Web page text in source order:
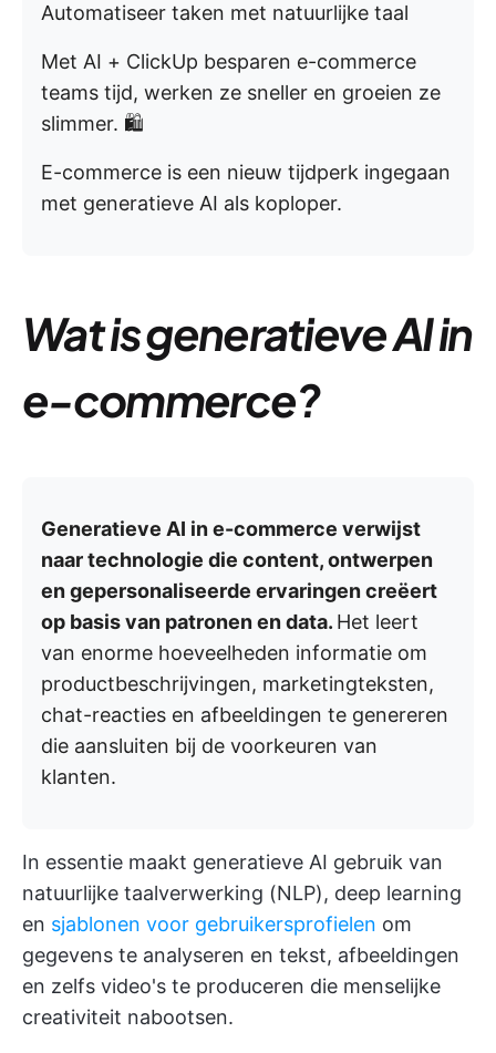
Automatiseer taken met natuurlijke taal
Met AI + ClickUp besparen e-commerce
teams tijd, werken ze sneller en groeien ze
slimmer. 🛍️
E-commerce is een nieuw tijdperk ingegaan
met generatieve AI als koploper.
Wat is generatieve AI in
e-commerce?
Generatieve AI in e-commerce verwijst
naar technologie die content, ontwerpen
en gepersonaliseerde ervaringen creëert
op basis van patronen en data. Het leert
van enorme hoeveelheden informatie om
productbeschrijvingen, marketingteksten,
chat-reacties en afbeeldingen te genereren
die aansluiten bij de voorkeuren van
klanten.
In essentie maakt generatieve AI gebruik van
natuurlijke taalverwerking (NLP), deep learning
en sjablonen voor gebruikersprofielen om
gegevens te analyseren en tekst, afbeeldingen
en zelfs video's te produceren die menselijke
creativiteit nabootsen.